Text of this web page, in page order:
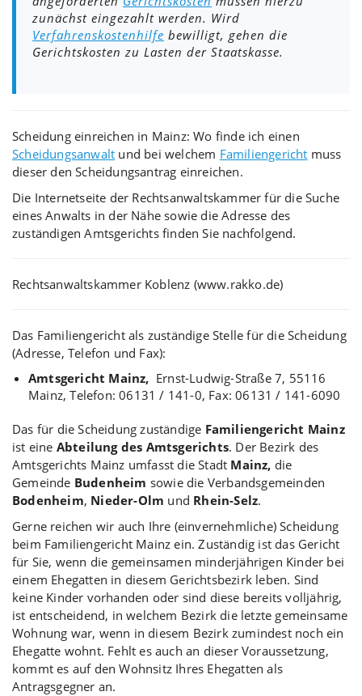
zunächst eingezahlt werden. Wird
Verfahrenskostenhilfe bewilligt, gehen die
Gerichtskosten zu Lasten der Staatskasse.
Scheidung einreichen in Mainz: Wo finde ich einen
Scheidungsanwalt und bei welchem Familiengericht muss
dieser den Scheidungsantrag einreichen.
Die Internetseite der Rechtsanwaltskammer für die Suche
eines Anwalts in der Nähe sowie die Adresse des
zuständigen Amtsgerichts finden Sie nachfolgend.
Rechtsanwaltskammer Koblenz (www.rakko.de)
Das Familiengericht als zuständige Stelle für die Scheidung
(Adresse, Telefon und Fax):
Amtsgericht Mainz, Ernst-Ludwig-Straße 7, 55116
Mainz, Telefon: 06131 / 141-0, Fax: 06131 / 141-6090
Das für die Scheidung zuständige Familiengericht Mainz
ist eine Abteilung des Amtsgerichts. Der Bezirk des
Amtsgerichts Mainz umfasst die Stadt Mainz, die
Gemeinde Budenheim sowie die Verbandsgemeinden
Bodenheim, Nieder-Olm und Rhein-Selz.
Gerne reichen wir auch Ihre (einvernehmliche) Scheidung
beim Familiengericht Mainz ein. Zuständig ist das Gericht
für Sie, wenn die gemeinsamen minderjährigen Kinder bei
einem Ehegatten in diesem Gerichtsbezirk leben. Sind
keine Kinder vorhanden oder sind diese bereits volljährig,
ist entscheidend, in welchem Bezirk die letzte gemeinsame
Wohnung war, wenn in diesem Bezirk zumindest noch ein
Ehegatte wohnt. Fehlt es auch an dieser Voraussetzung,
kommt es auf den Wohnsitz Ihres Ehegatten als
Antragsgegner an.